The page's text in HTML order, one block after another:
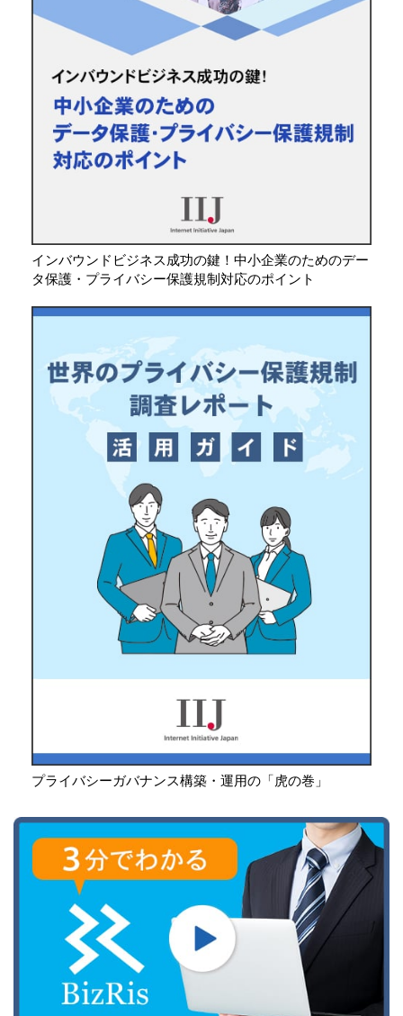
インバウンドビジネス成功の鍵！中小企業のためのデー
タ保護・プライバシー保護規制対応のポイント
プライバシーガバナンス構築・運用の「虎の巻」